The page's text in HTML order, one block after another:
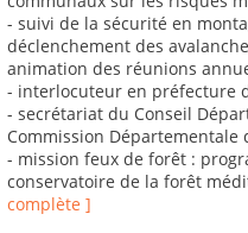
- suivi de la sécurité en
déclenchement des
animation des réunions
- interlocuteur en préfecture
- secrétariat du Conseil
Commission Départementale
- mission feux de forêt :
conservatoire de la forêt
complète ]